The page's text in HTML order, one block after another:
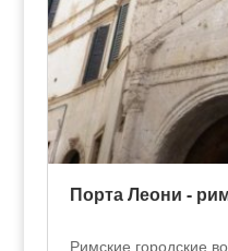
Верона
Посмотрите
Порта Леони -
Римские городские